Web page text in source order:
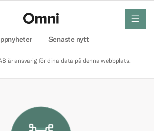
Senaste nytt
meny
är ansvarig för dina data på denna webbplats.